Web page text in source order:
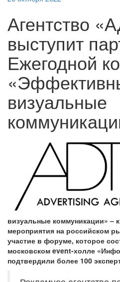
Агентство
выступит
Ежегодной
визуальные
визуальные коммуникации» –
мероприятия на российском
участие в форуме, которое
московском event-холле
подтвердили более 100